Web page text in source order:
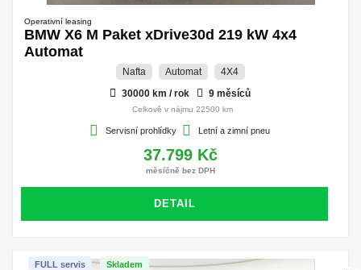
Operativní leasing
BMW X6 M Paket xDrive30d 219 kW 4x4
Automat
Nafta Automat
4X4
30000 km / rok
9 měsíců
Celkově v nájmu 22500 km
Servisní prohlídky Letní a zimní pneu
37.799 Kč
měsíčně bez DPH
DETAIL
Skladem
FULL servis